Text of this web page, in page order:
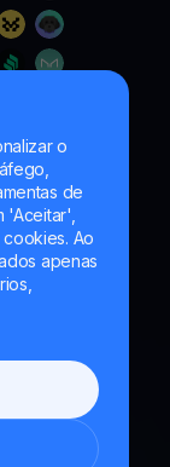
o
de
'Aceitar',
Ao
apenas
de TI,